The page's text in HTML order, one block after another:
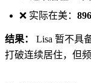
❌ 实际在美：
结果： Lisa 暂不具
打破连续居住，但